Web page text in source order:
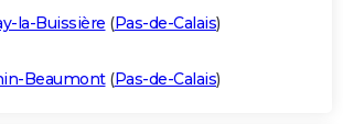
la-Buissière (Pas-de-Calais)
Beaumont(Pas-de-Calais)